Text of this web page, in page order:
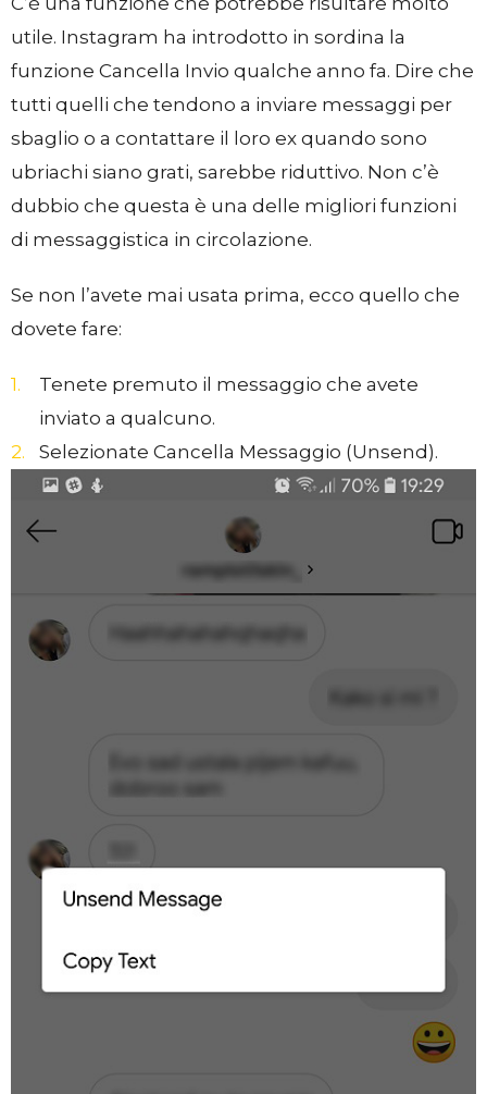
utile. Instagram ha introdotto in sordina la
funzione Cancella Invio qualche anno fa. Dire che
tutti quelli che tendono a inviare messaggi per
sbaglio o a contattare il loro ex quando sono
ubriachi siano grati, sarebbe riduttivo. Non c’è
dubbio che questa è una delle migliori funzioni
di messaggistica in circolazione.
Se non l’avete mai usata prima, ecco quello che
dovete fare:
Tenete premuto il messaggio che avete
inviato a qualcuno.
Selezionate Cancella Messaggio (Unsend).